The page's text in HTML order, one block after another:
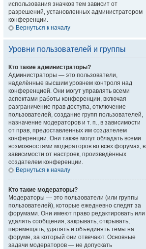
использования значков тем зависит от
разрешений, установленных администратором
конференции.
Вернуться к началу
Уровни пользователей и группы
Кто такие администраторы?
Администраторы — это пользователи,
наделённые высшим уровнем контроля над
конференцией. Они могут управлять всеми
аспектами работы конференции, включая
разграничение прав доступа, отключение
пользователей, создание групп пользователей,
назначение модераторов и т. п., в зависимости
от прав, предоставленных им создателем
конференции. Они также могут обладать всеми
возможностями модераторов во всех форумах, в
зависимости от настроек, произведённых
создателем конференции.
Вернуться к началу
Кто такие модераторы?
Модераторы — это пользователи (или группы
пользователей), которые ежедневно следят за
форумами. Они имеют право редактировать или
удалять сообщения, закрывать, открывать,
перемещать, удалять и объединять темы на
форуме, за который они отвечают. Основные
задачи модераторов — не допускать